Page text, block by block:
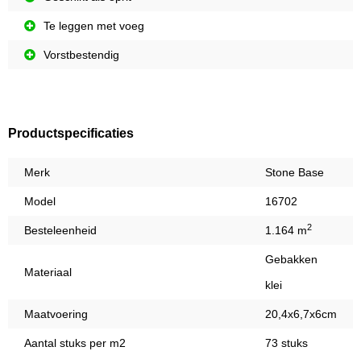
Te leggen met voeg
Vorstbestendig
Productspecificaties
Merk Stone Base
Model 16702
Besteleenheid 1.164 m2
Materiaal
Gebakken
klei
Maatvoering 20,4x6,7x6cm
Aantal stuks per m2 73 stuks